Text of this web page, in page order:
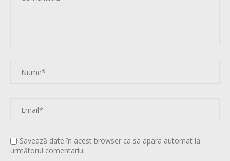
Savează date în acest browser ca sa apara automat la
următorul comentariu.